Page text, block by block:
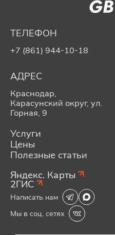
ТЕЛЕФОН
+7 (861) 944-10-18
АДРЕС
Краснодар,
Карасунский округ, ул.
Горная, 9
Услуги
Цены
Полезные статьи
Яндекс. Карты
2ГИС
Написать нам
Мы в соц. сетях